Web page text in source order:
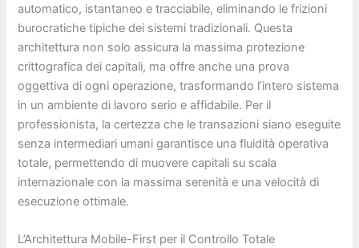
automatico, istantaneo e tracciabile, eliminando le frizioni
burocratiche tipiche dei sistemi tradizionali. Questa
architettura non solo assicura la massima protezione
crittografica dei capitali, ma offre anche una prova
oggettiva di ogni operazione, trasformando l’intero sistema
in un ambiente di lavoro serio e affidabile. Per il
professionista, la certezza che le transazioni siano eseguite
senza intermediari umani garantisce una fluidità operativa
totale, permettendo di muovere capitali su scala
internazionale con la massima serenità e una velocità di
esecuzione ottimale.
L’Architettura Mobile-First per il Controllo Totale